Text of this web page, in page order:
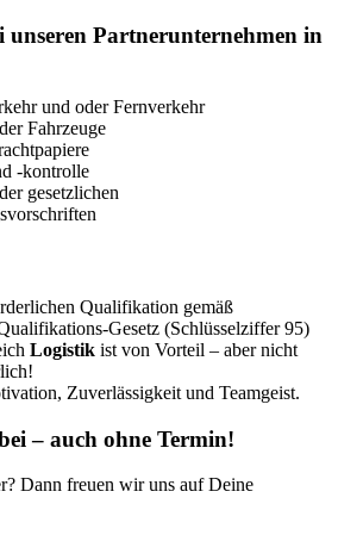
unseren Partnerunternehmen in
und oder Fernverkehr
Fahrzeuge
-kontrolle
gesetzlichen
Qualifikation gemäß
Gesetz (Schlüsselziffer 95)
Logistik ist von Vorteil – aber nicht
Zuverlässigkeit und Teamgeist.
– auch ohne Termin!
Dann freuen wir uns auf Deine